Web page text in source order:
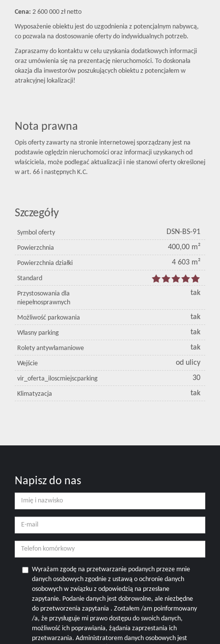
Cena: 2 600 000 zł netto
Wyposażenie obiektu jest do uzgodnienia z potencjalnym nabywcą,
co pozwala na dostosowanie oferty do indywidualnych potrzeb.
Zapraszamy do kontaktu w celu uzyskania dodatkowych informacji
oraz umówienia się na prezentację nieruchomości. To doskonała
okazja dla inwestorów poszukujących obiektu z potencjałem w
atrakcyjnej lokalizacji!
Nota prawna
Opis oferty zawarty na stronie internetowej sporządzany jest na
podstawie oględzin nieruchomości oraz informacji uzyskanych od
właściciela, może podlegać aktualizacji i nie stanowi oferty określonej
w art. 66 i następnych K.C.
Szczegóły
Symbol oferty DSN-BS-91
Powierzchnia 400,00 m²
Powierzchnia działki 4 603 m²
Standard
Przystosowania dla
niepełnosprawnych
tak
Możliwość parkowania tak
Własny parking tak
Rolety antywłamaniowe tak
Wejście od ulicy
vir_oferta_iloscmiejscparking 30
Klimatyzacja tak
Napisz do nas
Wyrażam zgodę na przetwarzanie podanych przeze mnie
danych osobowych zgodnie z ustawą o ochronie danych
osobowych w związku z odpowiedzią na przesłane
zapytanie. Podanie danych jest dobrowolne, ale niezbędne
do przetworzenia zapytania . Zostałem /am poinformowany
/a, że przysługuje mi prawo dostępu do swoich danych,
możliwość ich poprawiania, żądania zaprzestania ich
przetwarzania. Administratorem danych osobowych jest